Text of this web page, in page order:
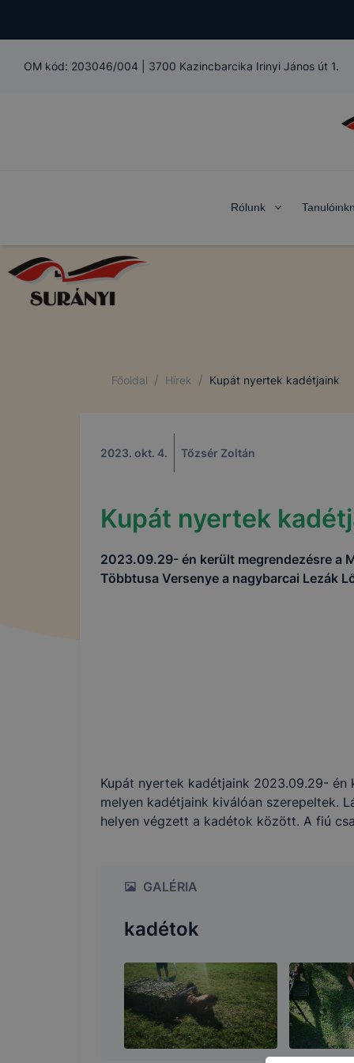
OM kód: 203046/004 3700 Kazincbarcika Irinyi János út 1.
Rólunk
Főoldal / Hírek / Kupát nyertek kadétjaink
2023. okt. 4. Tőzsér Zoltán
Kupát nyertek
2023.09.29- én került megrendezésre a
Többtusa Versenye a nagybarcai Lezák
Kupát nyertek kadétjaink 2023.09.29- én
melyen kadétjaink kiválóan szerepeltek.
helyen végzett a kadétok között. A fiú
GALÉRIA
kadétok
Az IKK
alatt
Mi az a
A cookie
funkcióval
látogató
A cookie-
Az IKK
Honlap
nem
A